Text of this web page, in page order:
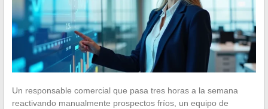
Un responsable comercial que pasa tres horas a la semana
reactivando manualmente prospectos fríos, un equipo de